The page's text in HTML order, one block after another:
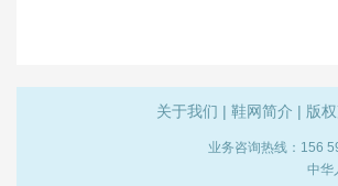
关于我们 | 鞋网简介 | 版
业务咨询热线：156
中华